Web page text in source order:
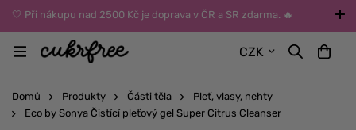
🤍 Při nákupu nad 2500 Kč je doprava v ČR a SR zdarma. 🔥
UPOZORNĚNÍ: Během léta vybírejte dopravu kurýrem nebo do Z-
BOXů umístěných uvnitř budov. Reklamace zboží způsobené
CZK
Domů Produkty Části těla
Pleť, vlasy, nehty
Eco by Sonya Čistící pleťový gel Super Citrus Cleanser